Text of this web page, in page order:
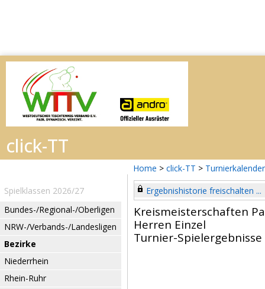
Home > click-TT > Turnierkalender
Spielklassen 2026/27
Bundes-/Regional-/Oberligen
NRW-/Verbands-/Landesligen
Bezirke
Niederrhein
Rhein-Ruhr
Ergebnishistorie freischalten ...
Kreismeisterschaften
Herren Einzel
Turnier-Spielergebnisse